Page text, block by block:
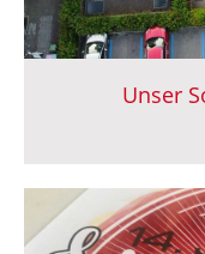
Unser